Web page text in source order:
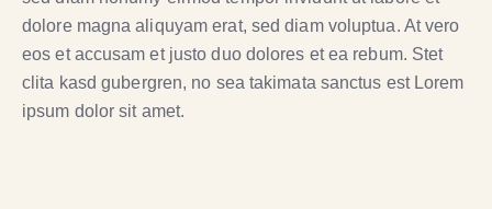
dolore magna aliquyam erat, sed diam voluptua. At vero
eos et accusam et justo duo dolores et ea rebum. Stet
clita kasd gubergren, no sea takimata sanctus est Lorem
ipsum dolor sit amet.